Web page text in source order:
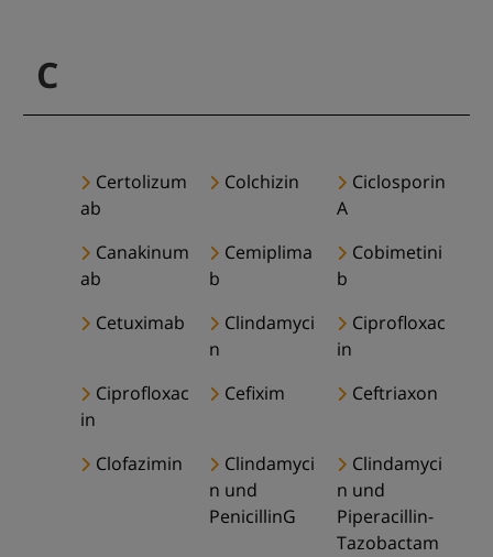
C
Certolizum
ab
Colchizin
Ciclosporin
A
Canakinum
ab
Cemiplima
b
Cobimetini
b
Cetuximab
Clindamyci
n
Ciprofloxac
in
Ciprofloxac
in
Cefixim Ceftriaxon
Clofazimin
Clindamyci
n und
PenicillinG
Clindamyci
n und
Piperacillin-
Tazobactam